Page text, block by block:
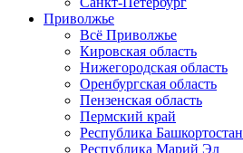
Приволжье
Всё Приволжье
Кировская область
Нижегородская область
Оренбургская область
Пензенская область
Пермский край
Республика Башкортостан
Республика Марий Эл